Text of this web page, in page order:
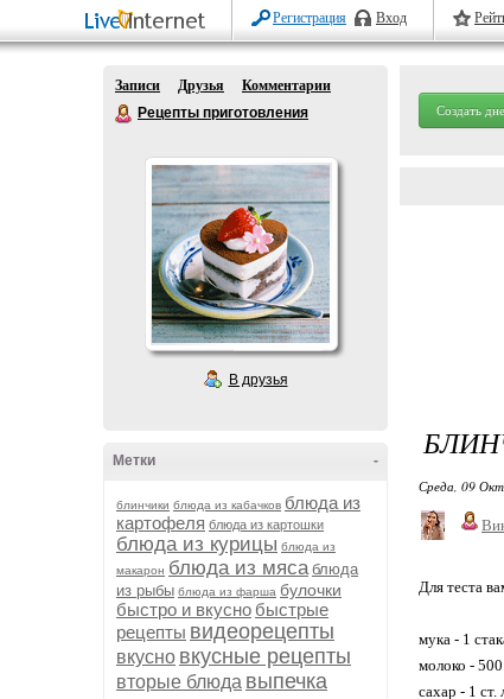
Регистрация Вход
Записи Друзья
Комментарии
Рецепты приготовления
В друзья
-
Метки
блинчики блюда из кабачков блюда из
картофеля блюда из картошки
блюда из курицы блюда из
макарон блюда из мяса блюда
из рыбы блюда из фарша булочки
быстро и вкусно быстрые
рецепты видеорецепты
вкусно вкусные рецепты
вторые блюда выпечка
Создать
Среда, 09
Для теста
мука - 1
молоко -
сахар - 1 ст.